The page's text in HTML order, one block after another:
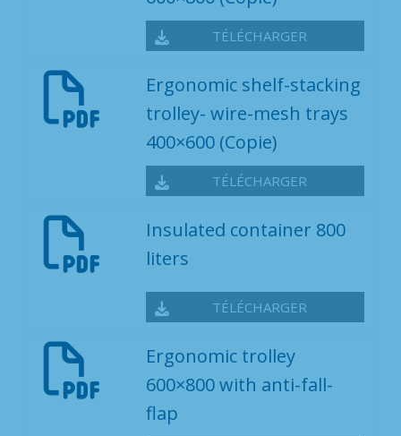
TÉLÉCHARGER
Ergonomic shelf-stacking
trolley- wire-mesh trays
400×600 (Copie)
TÉLÉCHARGER
Insulated container 800
liters
TÉLÉCHARGER
Ergonomic trolley
600×800 with anti-fall-
flap